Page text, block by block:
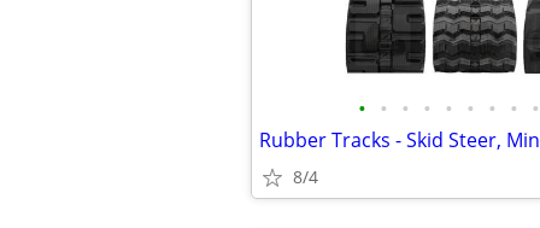
• • • • • • • • •
8/4